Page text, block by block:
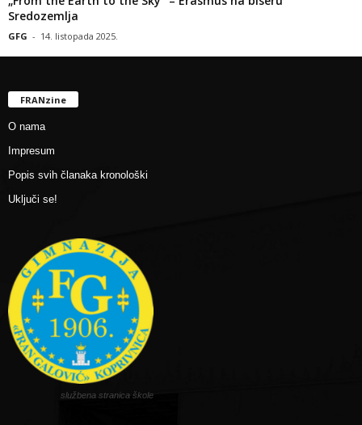
Sredozemlja
GFG - 14. listopada 2025.
FRANzine
O nama
Impresum
Popis svih članaka kronološki
Uključi se!
službena stranica škole